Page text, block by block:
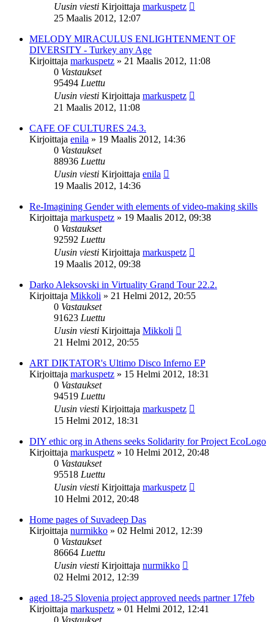
Uusin viesti Kirjoittaja markuspetz
25 Maalis 2012, 12:07
MELODY MIRACULUS ENLIGHTENMENT OF
DIVERSITY - Turkey any Age
Kirjoittaja markuspetz » 21 Maalis 2012, 11:08
0 Vastaukset
95494 Luettu
Uusin viesti Kirjoittaja markuspetz
21 Maalis 2012, 11:08
CAFE OF CULTURES 24.3.
Kirjoittaja enila » 19 Maalis 2012, 14:36
0 Vastaukset
88936 Luettu
Uusin viesti Kirjoittaja enila
19 Maalis 2012, 14:36
Re-Imagining Gender with elements of video-making skills
Kirjoittaja markuspetz » 19 Maalis 2012, 09:38
0 Vastaukset
92592 Luettu
Uusin viesti Kirjoittaja markuspetz
19 Maalis 2012, 09:38
Darko Aleksovski in Virtuality Grand Tour 22.2.
Kirjoittaja Mikkoli » 21 Helmi 2012, 20:55
0 Vastaukset
91623 Luettu
Uusin viesti Kirjoittaja Mikkoli
21 Helmi 2012, 20:55
ART DIKTATOR's Ultimo Disco Inferno EP
Kirjoittaja markuspetz » 15 Helmi 2012, 18:31
0 Vastaukset
94519 Luettu
Uusin viesti Kirjoittaja markuspetz
15 Helmi 2012, 18:31
DIY ethic org in Athens seeks Solidarity for Project EcoLogo
Kirjoittaja markuspetz » 10 Helmi 2012, 20:48
0 Vastaukset
95518 Luettu
Uusin viesti Kirjoittaja markuspetz
10 Helmi 2012, 20:48
Home pages of Suvadeep Das
Kirjoittaja nurmikko » 02 Helmi 2012, 12:39
0 Vastaukset
86664 Luettu
Uusin viesti Kirjoittaja nurmikko
02 Helmi 2012, 12:39
aged 18-25 Slovenia project approved needs partner 17feb
Kirjoittaja markuspetz » 01 Helmi 2012, 12:41
0 Vastaukset